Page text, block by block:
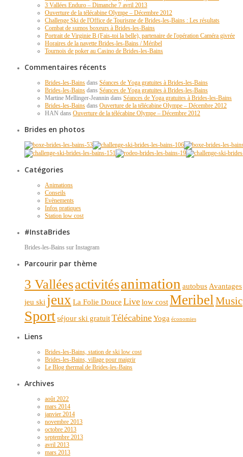
3 Vallées Enduro – Dimanche 7 avril 2013
Ouverture de la télécabine Olympe – Décembre 2012
Challenge Ski de l'Office de Tourisme de Brides-les-Bains : Les résultats
Combat de sumos boxeurs à Brides-les-Bains
Portrait de Virginie B (Fais-toi la belle), partenaire de l'opération Caméra givrée
Horaires de la navette Brides-les-Bains / Méribel
Tournois de poker au Casino de Brides-les-Bains
Commentaires récents
Brides-les-Bains dans Séances de Yoga gratuites à Brides-les-Bains
Brides-les-Bains dans Séances de Yoga gratuites à Brides-les-Bains
Martine Mellinger-Jeannin dans Séances de Yoga gratuites à Brides-les-Bains
Brides-les-Bains dans Ouverture de la télécabine Olympe – Décembre 2012
HAN dans Ouverture de la télécabine Olympe – Décembre 2012
Brides en photos
Catégories
Animations
Conseils
Evènements
Infos pratiques
Station low cost
#InstaBrides
Brides-les-Bains sur Instagram
Parcourir par thème
3 Valléesactivitésanimation autobus Avantages
jeu ski jeux La Folie Douce Livelow costMeribel Music
Sportséjour ski gratuitTélécabineYoga économies
Liens
Brides-les-Bains, station de ski low cost
Brides-les-Bains, village pour maigrir
Le Blog thermal de Brides-les-Bains
Archives
août 2022
mars 2014
janvier 2014
novembre 2013
octobre 2013
septembre 2013
avril 2013
mars 2013